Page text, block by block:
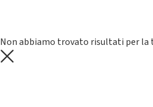
Non abbiamo trovato risultati per la